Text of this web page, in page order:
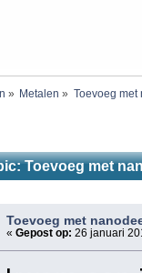
» Metalen » Toevoeg met
Toevoeg met
Toevoeg met
«Gepost op: 26 januari